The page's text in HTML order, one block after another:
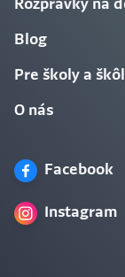
Rozprávky na
Blog
Pre školy a
O nás
Facebook
Instagram